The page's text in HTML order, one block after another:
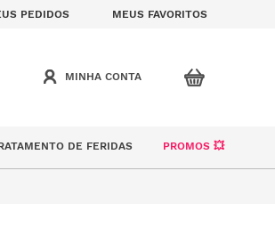
PEDIDOS MEUS FAVORITOS
DE FERIDAS PROMOS 💥